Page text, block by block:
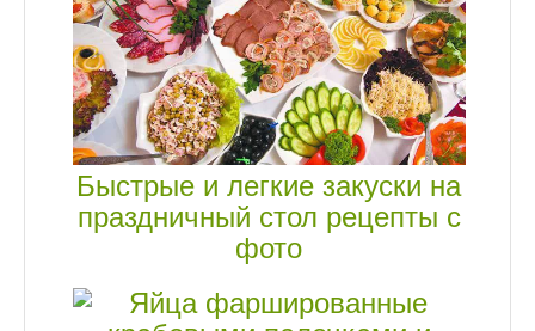
Быстрые и легкие закуски на
праздничный стол рецепты с
фото